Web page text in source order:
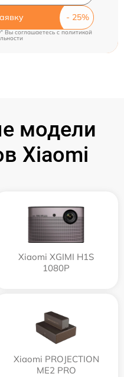
Вы соглашаетесь c политикой
модели
Xiaomi
Xiaomi XGIMI H1S
1080P
Xiaomi PROJECTION
ME2 PRO